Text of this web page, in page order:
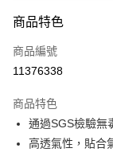
信用卡一次付款
超商取貨付款
Apple Pay
街口支付
商品特色
商品編號
11376338
商品特色
通過SGS檢驗無
高透氣性，貼合